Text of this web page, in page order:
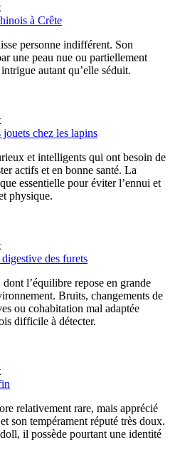
à Crête
personne indifférent. Son
une peau nue ou partiellement
autant qu’elle séduit.
chez les lapins
et intelligents qui ont besoin de
actifs et en bonne santé. La
essentielle pour éviter l’ennui et
physique.
des furets
l’équilibre repose en grande
Bruits, changements de
ou cohabitation mal adaptée
difficile à détecter.
relativement rare, mais apprécié
son tempérament réputé très doux.
il possède pourtant une identité